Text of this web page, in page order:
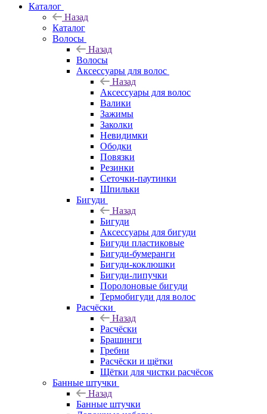
Каталог
Назад
Каталог
Волосы
Назад
Волосы
Аксессуары для волос
Назад
Аксессуары для волос
Валики
Зажимы
Заколки
Невидимки
Ободки
Повязки
Резинки
Сеточки-паутинки
Шпильки
Бигуди
Назад
Бигуди
Аксессуары для бигуди
Бигуди пластиковые
Бигуди-бумеранги
Бигуди-коклюшки
Бигуди-липучки
Поролоновые бигуди
Термобигуди для волос
Расчёски
Назад
Расчёски
Брашинги
Гребни
Расчёски и щётки
Щётки для чистки расчёсок
Банные штучки
Назад
Банные штучки